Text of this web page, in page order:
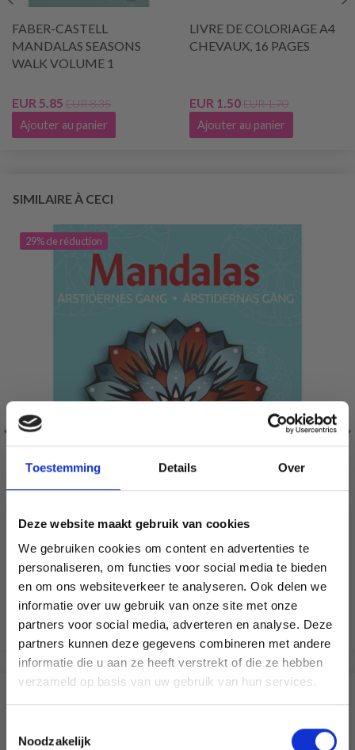
Toestemming Details Over
Deze website maakt gebruik van cookies
We gebruiken cookies om content en advertenties te
personaliseren, om functies voor social media te bieden
en om ons websiteverkeer te analyseren. Ook delen we
informatie over uw gebruik van onze site met onze
partners voor social media, adverteren en analyse. Deze
partners kunnen deze gegevens combineren met andere
informatie die u aan ze heeft verstrekt of die ze hebben
verzameld op basis van uw gebruik van hun services.
Noodzakelijk
FABER-CASTELL
MANDALAS SEASONS
WALK VOLUME 1
EUR 5.85 EUR 8.35
Ajouter au panier
LIVRE DE COLORIAGE A4
CHEVAUX, 16 PAGES
EUR 1.50EUR 1.70
Ajouter au panier
SIMILAIRE À CECI
29% de réduction
FABER-CASTELL MANDALAS LA PROMENADE DES
SAISONS VOLUME 2
EUR 5.85 EUR 8.35
Ajouter au panier
29% de réduction
Économisez jusqu'à 50 %
Soyez le premier à connaître nos soldes et